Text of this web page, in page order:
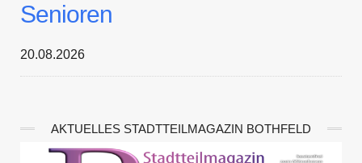
Senioren
20.08.2026
AKTUELLES STADTTEILMAGAZIN BOTHFELD